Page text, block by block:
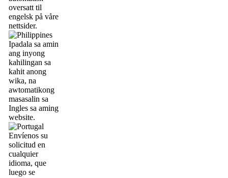
oversatt til
engelsk på våre
nettsider.
Ipadala sa amin
ang inyong
kahilingan sa
kahit anong
wika, na
awtomatikong
masasalin sa
Ingles sa aming
website.
Envíenos su
solicitud en
cualquier
idioma, que
luego se